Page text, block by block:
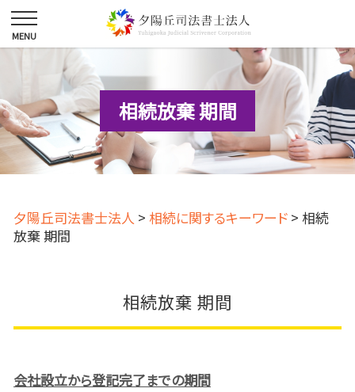
相続放棄 期間
夕陽丘司法書士法人 > 相続に関するキーワード > 相続
放棄 期間
相続放棄 期間
会社設立から登記完了までの期間